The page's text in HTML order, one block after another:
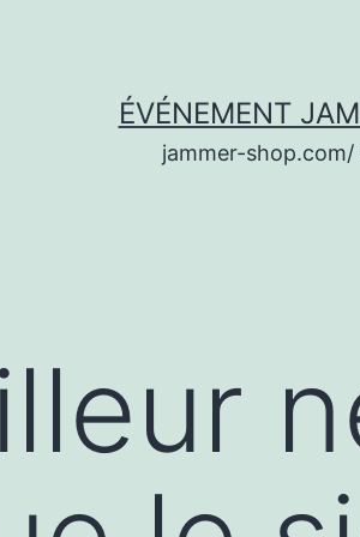
ÉVÉNEMENT
jammer-shop.com/